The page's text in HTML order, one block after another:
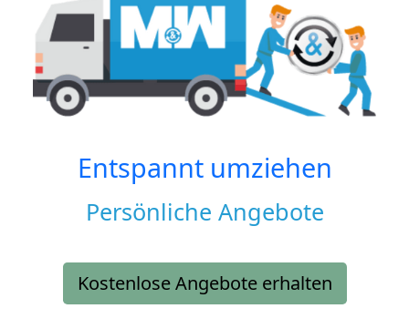
Entspannt umziehen
Persönliche Angebote
Kostenlose Angebote erhalten